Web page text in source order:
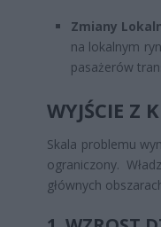
Zmiany
na lokalnym
pasażerów
WYJŚCIE Z
Skala problemu
ograniczony.
głównych